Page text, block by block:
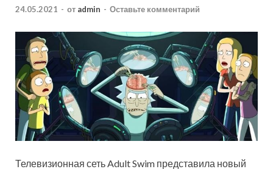
24.05.2021 - от admin - Оставьте комментарий
Телевизионная сеть Adult Swim представила новый